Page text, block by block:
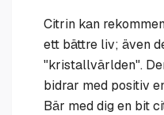
Citrin kan
ett bättre liv; även
"kristallvärlden".
bidrar med positiv
Bär med dig en bit